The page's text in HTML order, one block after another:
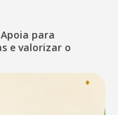
Apoia para
e valorizar o